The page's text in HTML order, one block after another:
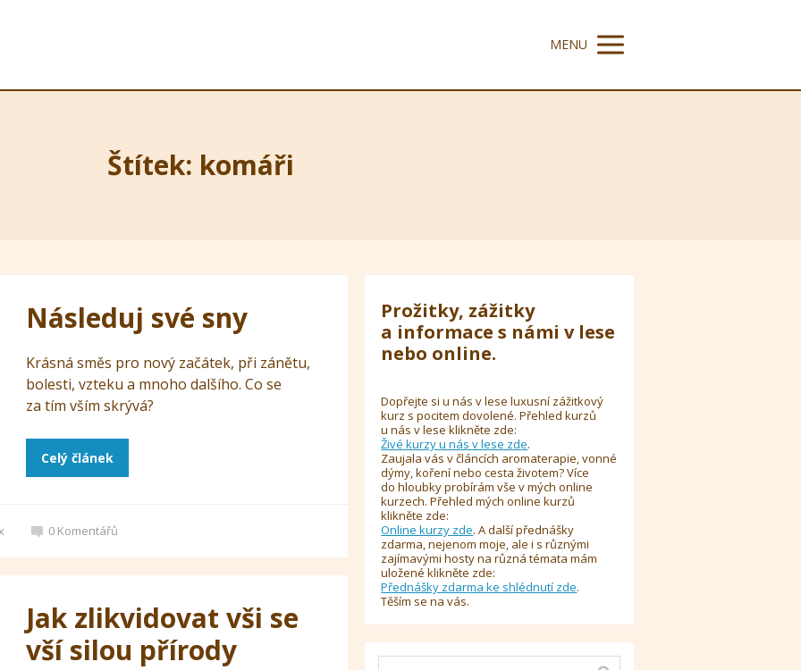
MENU
Štítek: komáři
Následuj své sny
Krásná směs pro nový začátek, při zánětu,
bolesti, vzteku a mnoho dalšího. Co se
za tím vším skrývá?
Celý článek
0 Komentářů
Jak zlikvidovat vši se
vší silou přírody
Prožitky, zážitky
a informace s námi v lese
nebo online.
Dopřejte si u nás v lese luxusní zážitkový
kurz s pocitem dovolené. Přehled kurzů
u nás v lese klikněte zde:
Živé kurzy u nás v lese zde.
Zaujala vás v článcích aromaterapie, vonné
dýmy, koření nebo cesta životem? Více
do hloubky probírám vše v mých online
kurzech. Přehled mých online kurzů
klikněte zde:
Online kurzy zde. A další přednášky
zdarma, nejenom moje, ale i s různými
zajímavými hosty na různá témata mám
uložené klikněte zde:
Přednášky zdarma ke shlédnutí zde.
Těším se na vás.